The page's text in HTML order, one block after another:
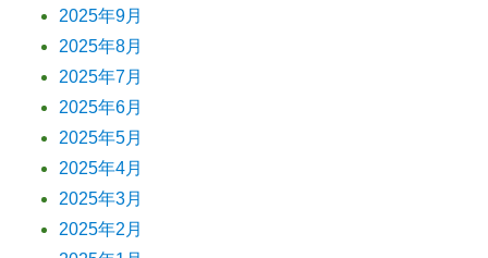
2025年9月
2025年8月
2025年7月
2025年6月
2025年5月
2025年4月
2025年3月
2025年2月